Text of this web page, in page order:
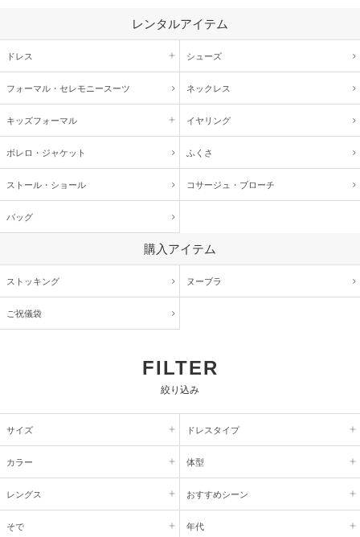
レンタルアイテム
ドレス シューズ
フォーマル・ セレモニースーツ ネックレス
キッズフォーマル イヤリング
ボレロ・ジャケット ふくさ
ストール・ショール コサージュ・ ブローチ
バッグ
購入アイテム
ストッキング ヌーブラ
ご祝儀袋
FILTER
絞り込み
サイズ ドレスタイプ
カラー 体型
レングス おすすめシーン
そで 年代